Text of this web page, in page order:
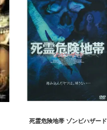
死霊危険地帯 ゾンビハザード